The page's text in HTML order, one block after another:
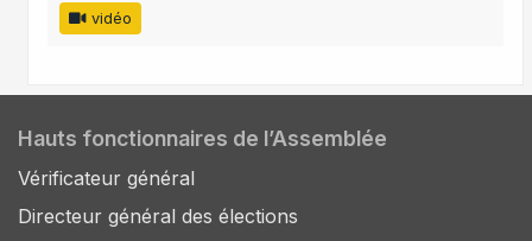
vidéo
Hauts fonctionnaires de l’Assemblée
Vérificateur général
Directeur général des élections